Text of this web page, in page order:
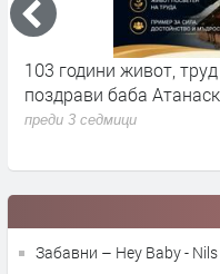
103 години живот,
поздрави баба
преди 3 седмици
Забавни – Hey Baby -